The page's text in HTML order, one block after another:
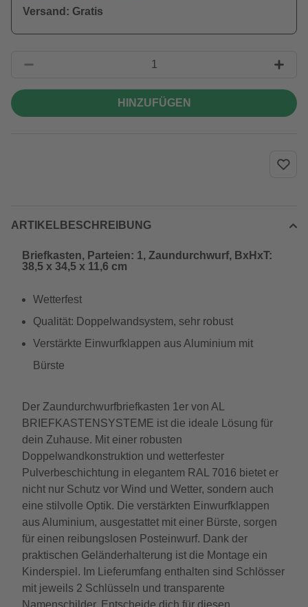
Versand: Gratis
HINZUFÜGEN
ARTIKELBESCHREIBUNG
Briefkasten, Parteien: 1, Zaundurchwurf, BxHxT:
38,5 x 34,5 x 11,6 cm
Wetterfest
Qualität: Doppelwandsystem, sehr robust
Verstärkte Einwurfklappen aus Aluminium mit
Bürste
Der Zaundurchwurfbriefkasten 1er von AL
BRIEFKASTENSYSTEME ist die ideale Lösung für
dein Zuhause. Mit einer robusten
Doppelwandkonstruktion und wetterfester
Pulverbeschichtung in elegantem RAL 7016 bietet er
nicht nur Schutz vor Wind und Wetter, sondern auch
eine stilvolle Optik. Die verstärkten Einwurfklappen
aus Aluminium, ausgestattet mit einer Bürste, sorgen
für einen reibungslosen Posteinwurf. Dank der
praktischen Geländerhalterung ist die Montage ein
Kinderspiel. Im Lieferumfang enthalten sind Schlösser
mit jeweils 2 Schlüsseln und transparente
Namenschilder. Entscheide dich für diesen